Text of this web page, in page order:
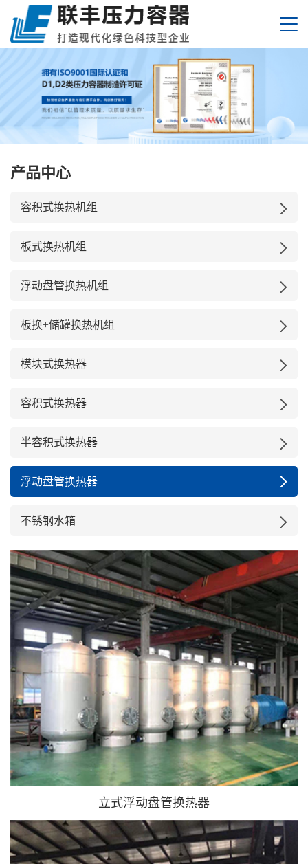
产品中心
容积式换热机组
板式换热机组
浮动盘管换热机组
板换+储罐换热机组
模块式换热器
容积式换热器
半容积式换热器
浮动盘管换热器
不锈钢水箱
立式浮动盘管换热器